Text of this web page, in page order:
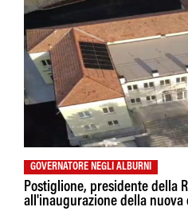
GOVERNATORE NEGLI ALBURNI
Postiglione, presidente della
all'inaugurazione della nuova